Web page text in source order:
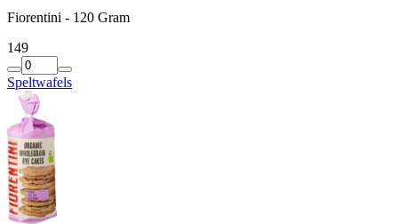
Fiorentini - 120 Gram
149
Speltwafels